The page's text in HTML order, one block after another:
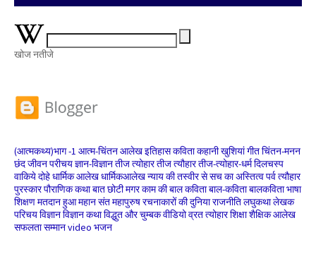
खोज नतीजे
(आत्मकथ्य)भाग -1 आत्म-चिंतनआलेखइतिहासकविताकहानीखुशियांगीतचिंतन-मनन
छंदजीवन परीचयज्ञान-विज्ञानतीज त्योहारतीज त्यौहारतीज-त्योहार-धर्मदिलचस्प
वाकियेदोहेधार्मिक आलेखधार्मिकआलेखन्याय की तस्वीर से सच का अस्तित्वपर्व त्यौहार
पुरस्कारपौराणिक कथाबात छोटी मगर काम कीबाल कविताबाल-कविताबालकविताभाषा
शिक्षणमतदान हुआमहान संतमहापुरुषरचनाकारों की दुनियाराजनीतिलघुकथालेखक
परिचयविज्ञानविज्ञान कथाविद्धुत और चुम्बकवीडियोव्रत त्योहारशिक्षाशैक्षिक आलेख
सफलतासम्मानvideo भजन